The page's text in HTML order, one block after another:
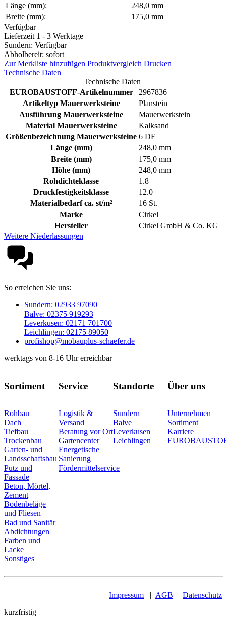
Länge (mm):
248,0 mm
Breite (mm):
175,0 mm
Verfügbar
Lieferzeit 1 - 3 Werktage
Sundern: Verfügbar
Abholbereit: sofort
Zur Merkliste hinzufügen Produktvergleich Drucken
Technische Daten
Technische Daten
EUROBAUSTOFF-Artikelnummer
2967836
Artikeltyp Mauerwerksteine
Planstein
Ausführung Mauerwerksteine
Mauerwerkstein
Material Mauerwerksteine
Kalksand
Größenbezeichnung Mauerwerksteine 6 DF
Länge (mm)
248,0 mm
Breite (mm)
175,0 mm
Höhe (mm)
248,0 mm
Rohdichteklasse
1.8
Druckfestigkeitsklasse
12.0
Materialbedarf ca. st/m²
16 St.
Marke
Cirkel
Hersteller
Cirkel GmbH & Co. KG
Weitere Niederlassungen
So erreichen Sie uns:
Sundern: 02933 97090
Balve: 02375 919293
Leverkusen: 02171 701700
Leichlingen: 02175 89050
profishop@mobauplus-schaefer.de
werktags von 8-16 Uhr erreichbar
Sortiment
Rohbau
Dach
Tiefbau
Trockenbau
Garten- und
Landsschaftsbau
Putz und
Fassade
Beton, Mörtel,
Zement
Bodenbeläge
und Fliesen
Bad und Sanitär
Abdichtungen
Farben und
Lacke
Sonstiges
Service
Logistik &
Versand
Beratung vor Ort
Gartencenter
Energetische
Sanierung
Fördermittelservice
Standorte
Sundern
Balve
Leverkusen
Leichlingen
Über uns
Unternehmen
Sortiment
Karriere
Impressum | AGB | Datenschutz
kurzfristig